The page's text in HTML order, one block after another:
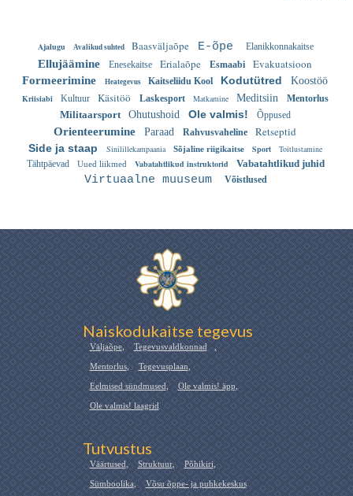
Ajalugu Avalikud suhted Baasväljaõpe E-õpe Elanikkonnakaitse
Ellujäämine Enesekaitse Erialaõpe Esmaabi Evakuatsioon
Formeerimine Heategevus Kaitseliidu Kool Kodutütred Koostöö
Kriisiabi Kultuur Käsitöö Laskesport Matkamine Meditsiin Mentorlus
Militaarsport Ohutushoid Ole valmis! Õppused
Orienteerumine Paraad Rahvusvaheline Retseptid
Side ja staap Sinilillekampaania Sõjaline riigikaitse Sport
Toitlustamine
Tähtpäevad
Uued liikmed Vabatahtlikud instruktorid Vabatahtlikud juhid
Virtuaalne muuseum Võistlused
Naiskodukaitse tegevus
Väljaõpe, Tegevusvaldkonnad ,
Mentorlus, Tegevusplaan,
Eelmised sündmused, Ole valmis! äpp,
Ole valmis! laagrid
Tutvustus
Väärtused, Struktuur, Põhikiri,
Sümboolika, Võsu õppe- ja puhkekeskus